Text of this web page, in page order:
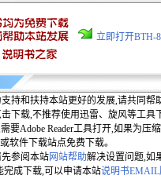
立即打开BTH-
持和扶持本站更好的发展,请共同帮
下载,不推荐使用迅雷、旋风等工具
要Adobe Reader工具打开,如果为压
软件下载站点免费下载。
参阅本站网站帮助解决设置问题,如
完成下载,可以申请本站说明书EMAIL